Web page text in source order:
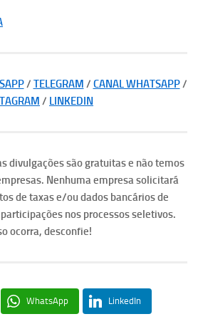
/ TELEGRAM / CANAL WHATSAPP/
/ LINKEDIN
divulgações são gratuitas e não temos
Nenhuma empresa solicitará
de taxas e/ou dados bancários de
nos processos seletivos.
ocorra, desconfie!
WhatsApp LinkedIn